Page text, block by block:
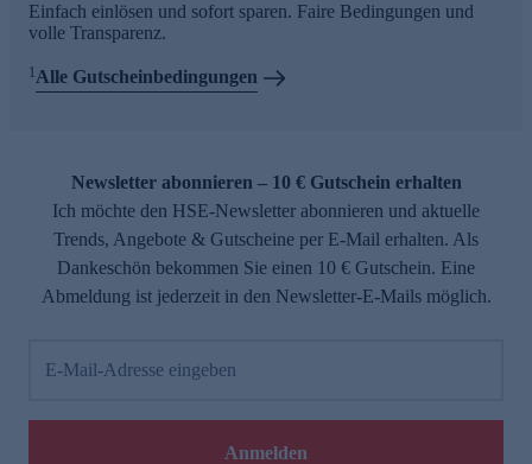
Einfach einlösen und sofort sparen. Faire Bedingungen und
volle Transparenz.
1Alle Gutscheinbedingungen
Newsletter abonnieren – 10 € Gutschein erhalten
Ich möchte den HSE-Newsletter abonnieren und aktuelle
Trends, Angebote & Gutscheine per E-Mail erhalten. Als
Dankeschön bekommen Sie einen 10 € Gutschein. Eine
Abmeldung ist jederzeit in den Newsletter-E-Mails möglich.
E-Mail-Adresse eingeben
Anmelden